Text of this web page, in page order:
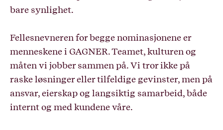
bare synlighet.
Fellesnevneren for begge nominasjonene er
menneskene i GAGNER. Teamet, kulturen og
måten vi jobber sammen på. Vi tror ikke på
raske løsninger eller tilfeldige gevinster, men på
ansvar, eierskap og langsiktig samarbeid, både
internt og med kundene våre.